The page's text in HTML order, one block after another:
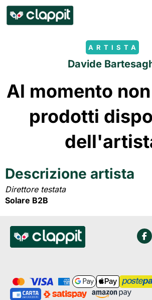
ARTISTA
Davide
Al momento
prodotti
Descrizione artista
Direttore testata
Solare B2B